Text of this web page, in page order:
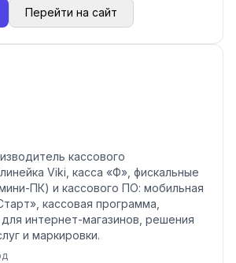
Перейти на сайт
кассового
Viki, касса «Ф», фискальные
ПК) и кассового ПО: мобильная
кассовая программа,
интернет-магазинов, решения
и маркировки.